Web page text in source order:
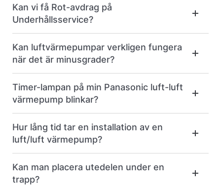
Kan vi få Rot-avdrag på
Underhållsservice?
Kan luftvärmepumpar verkligen fungera
när det är minusgrader?
Timer-lampan på min Panasonic luft-luft
värmepump blinkar?
Hur lång tid tar en installation av en
luft/luft värmepump?
Kan man placera utedelen under en
trapp?